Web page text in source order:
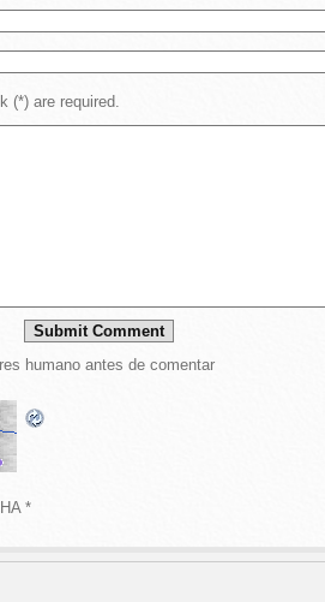
(*) are required.
humano antes de comentar
*